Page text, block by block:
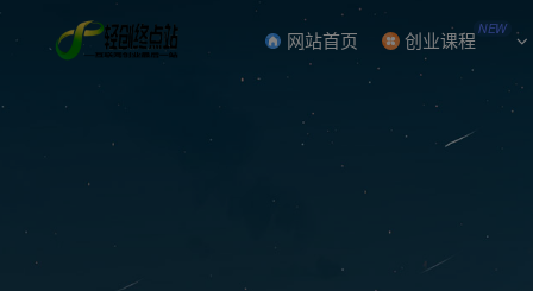
网站首页 创业课程 NEW